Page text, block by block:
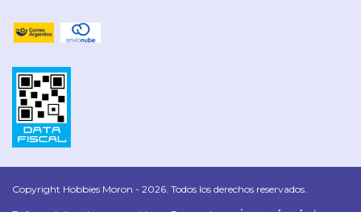
Copyright Hobbies Moron - 2026. Todos los derechos reservados.